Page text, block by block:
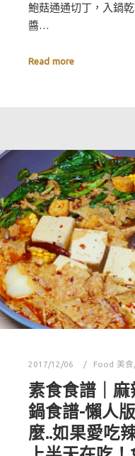
鮑菇通通切丁，入鍋
醬…
Read more
2017/12/06 Food 美食
素食食譜｜麻
鍋食譜-懶人
麼..如果愛吃